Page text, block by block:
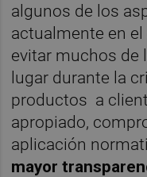
algunos de los
actualmente en
evitar muchos de
lugar durante la
productos a
apropiado,
aplicación
mayor